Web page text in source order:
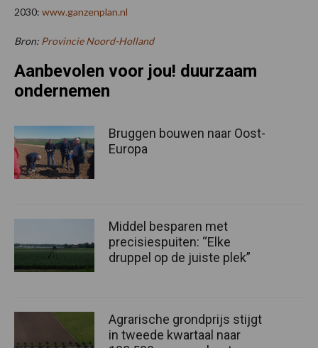
2030: www.ganzenplan.nl
Bron: Provincie Noord-Holland
Aanbevolen voor jou! duurzaam
ondernemen
Bruggen bouwen naar Oost-
Europa
Middel besparen met
precisiespuiten: “Elke
druppel op de juiste plek”
Agrarische grondprijs stijgt
in tweede kwartaal naar